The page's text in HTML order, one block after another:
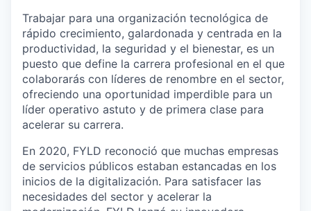
Trabajar para una organización tecnológica de
rápido crecimiento, galardonada y centrada en la
productividad, la seguridad y el bienestar, es un
puesto que define la carrera profesional en el que
colaborarás con líderes de renombre en el sector,
ofreciendo una oportunidad imperdible para un
líder operativo astuto y de primera clase para
acelerar su carrera.
En 2020, FYLD reconoció que muchas empresas
de servicios públicos estaban estancadas en los
inicios de la digitalización. Para satisfacer las
necesidades del sector y acelerar la